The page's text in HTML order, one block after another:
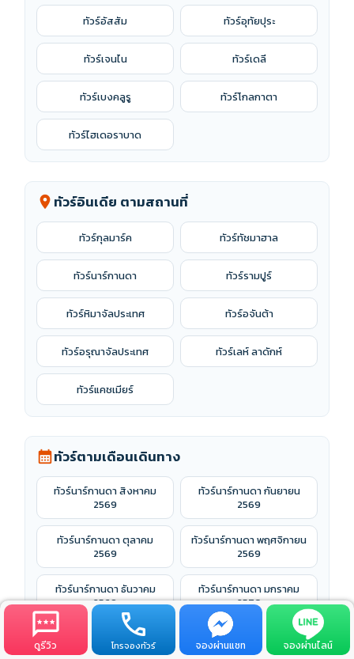
ทัวร์อัสสัม ทัวร์อุทัยปุระ
ทัวร์เจนไน ทัวร์เดลี
ทัวร์เบงคลูรู ทัวร์โกลกาตา
ทัวร์ไฮเดอราบาด
location_on ทัวร์อินเดีย ตามสถานที่
ทัวร์กุลมาร์ค ทัวร์ทัชมาฮาล
ทัวร์นาร์กานดา ทัวร์รามปูร์
ทัวร์หิมาจัลประเทศ ทัวร์อจันต้า
ทัวร์อรุณาจัลประเทศ ทัวร์เลห์ ลาดักห์
ทัวร์แคชเมียร์
calendar_monthทัวร์ตามเดือนเดินทาง
ทัวร์นาร์กานดา สิงหาคม
2569
ทัวร์นาร์กานดา กันยายน
2569
ทัวร์นาร์กานดา ตุลาคม
2569
ทัวร์นาร์กานดา พฤศจิกายน
2569
ทัวร์นาร์กานดา ธันวาคม
2569
ทัวร์นาร์กานดา มกราคม
2570
ทัวร์นาร์กานดา กุมภาพันธ์
2570
ทัวร์นาร์กานดา มีนาคม
2570
ดูรีวิว โทรจองทัวร์ จองผ่านแชท จองผ่านไลน์